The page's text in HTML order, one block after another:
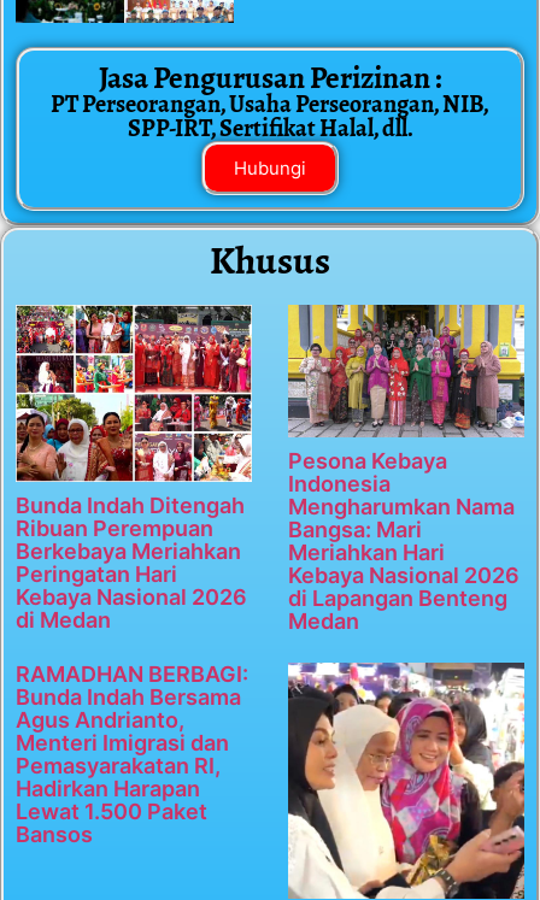
Jasa Pengurusan Perizinan :
PT Perseorangan, Usaha Perseorangan, NIB,
SPP-IRT, Sertifikat Halal, dll.
Hubungi
Khusus
Bunda Indah Ditengah
Ribuan Perempuan
Berkebaya Meriahkan
Peringatan Hari
Kebaya Nasional 2026
di Medan
Pesona Kebaya
Indonesia
Mengharumkan Nama
Bangsa: Mari
Meriahkan Hari
Kebaya Nasional 2026
di Lapangan Benteng
Medan
RAMADHAN BERBAGI:
Bunda Indah Bersama
Agus Andrianto,
Menteri Imigrasi dan
Pemasyarakatan RI,
Hadirkan Harapan
Lewat 1.500 Paket
Bansos